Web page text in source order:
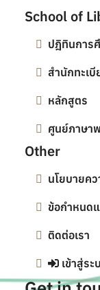
School of
ปฎิทินการ
สำนักทะเบี
หลักสูตร
ศูนย์ภาษา
Other
นโยบายค
ข้อกำหนดแ
ติดต่อเรา
เข้าสู่ระ